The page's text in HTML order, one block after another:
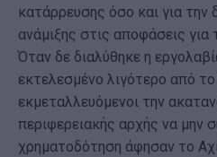
κατάρρευσης όσο και για την
ανάμιξης στις αποφάσεις για
Όταν δε διαλύθηκε η
εκτελεσμένο λιγότερο από
εκμεταλλευόμενοι την
περιφερειακής αρχής να μην
χρηματοδότηση άφησαν το